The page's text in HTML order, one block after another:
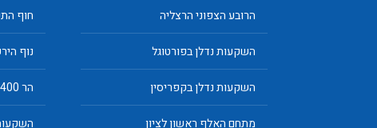
הרובע הצפוני הרצליה
השקעות נדלן בפורטוגל
השקעות נדלן בקפריסין
מתחם האלף ראשון לציון
חוף
נוף
הר 400 הוד השרון